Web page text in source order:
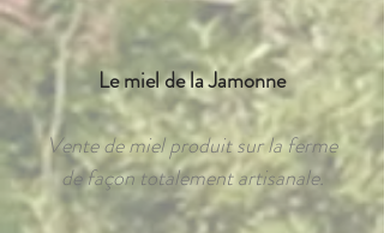
Le miel de la Jamonne
Vente de miel produit sur la ferme
de façon totalement artisanale.